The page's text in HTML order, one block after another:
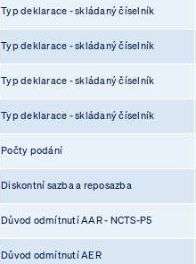
Typ deklarace - skládaný číselník
Typ deklarace - skládaný číselník
Typ deklarace - skládaný číselník
Typ deklarace - skládaný číselník
Počty podání
Diskontní sazba a reposazba
Důvod odmítnutí AAR - NCTS-P5
Důvod odmítnutí AER